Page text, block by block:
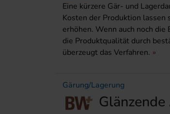
Eine kürzere Gär- und
Kosten der Produktion lassen
erhöhen. Wenn auch noch
die Produktqualität durch
überzeugt das Verfahren.
Gärung/Lagerung